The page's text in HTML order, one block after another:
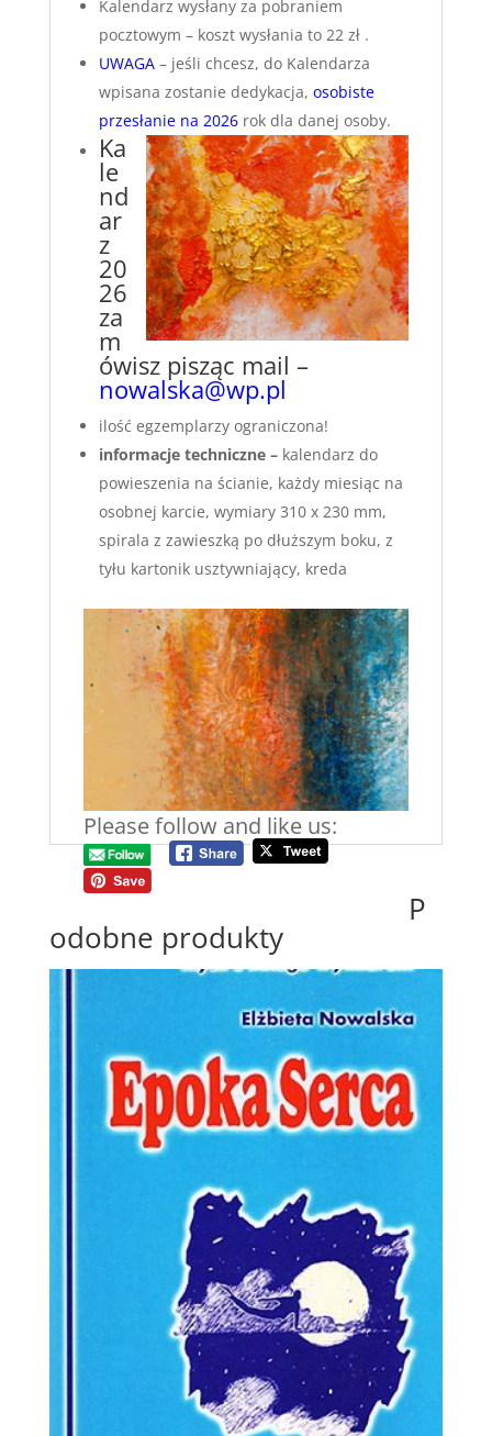
Kalendarz wysłany za pobraniem
pocztowym – koszt wysłania to 22 zł .
UWAGA– jeśli chcesz, do Kalendarza
wpisana zostanie dedykacja, osobiste
przesłanie na 2026rok dla danej osoby.
Ka
le
nd
ar
z
20
26
za
m
ówisz pisząc mail –
nowalska@wp.pl
ilość egzemplarzy ograniczona!
informacje techniczne –kalendarz do
powieszenia na ścianie, każdy miesiąc na
osobnej karcie, wymiary 310 x 230 mm,
spirala z zawieszką po dłuższym boku, z
tyłu kartonik usztywniający, kreda
Please follow and like us:
P
odobne produkty